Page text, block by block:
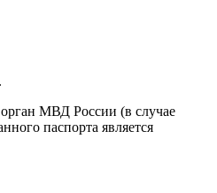
орган МВД России (в случае
паспорта является